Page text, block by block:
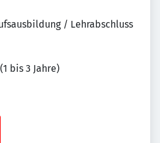
/ Lehrabschluss
bis 3 Jahre)